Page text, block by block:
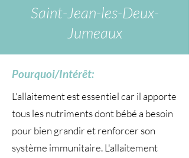
Saint-Jean-les-Deux-
Jumeaux
Pourquoi/Intérêt:
L'allaitement est essentiel car il apporte
tous les nutriments dont bébé a besoin
pour bien grandir et renforcer son
système immunitaire. L'allaitement